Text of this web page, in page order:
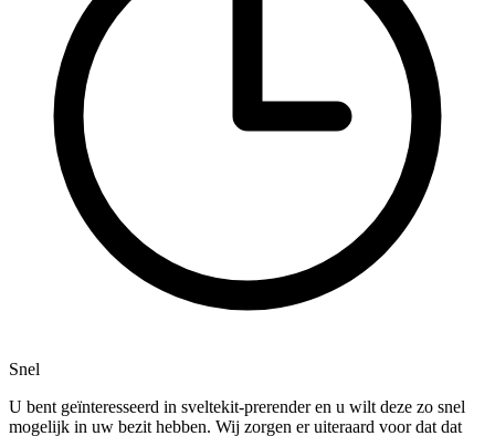
Snel
U bent geïnteresseerd in sveltekit-prerender en u wilt deze zo snel
mogelijk in uw bezit hebben. Wij zorgen er uiteraard voor dat dat